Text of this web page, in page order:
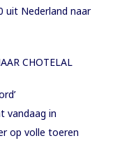
uit Nederland naar
CHOTELAL
vandaag in
op volle toeren